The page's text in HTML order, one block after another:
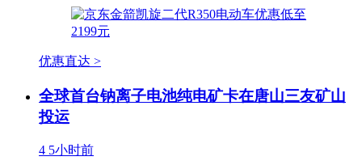
优惠直达 >
全球首台钠离子电池纯电矿卡在唐山三友矿山
投运
4 5小时前